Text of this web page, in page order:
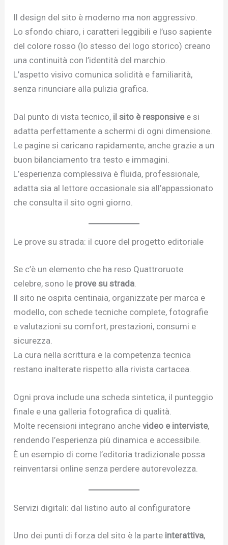
Il design del sito è moderno ma non aggressivo.
Lo sfondo chiaro, i caratteri leggibili e l’uso sapiente
del colore rosso (lo stesso del logo storico) creano
una continuità con l’identità del marchio.
L’aspetto visivo comunica solidità e familiarità,
senza rinunciare alla pulizia grafica.
Dal punto di vista tecnico, il sito è responsivee si
adatta perfettamente a schermi di ogni dimensione.
Le pagine si caricano rapidamente, anche grazie a un
buon bilanciamento tra testo e immagini.
L’esperienza complessiva è fluida, professionale,
adatta sia al lettore occasionale sia all’appassionato
che consulta il sito ogni giorno.
Le prove su strada: il cuore del progetto editoriale
Se c’è un elemento che ha reso Quattroruote
celebre, sono le prove su strada
Il sito ne ospita centinaia, organizzate per marca e
modello, con schede tecniche complete, fotografie
e valutazioni su comfort, prestazioni, consumi e
sicurezza.
La cura nella scrittura e la competenza tecnica
restano inalterate rispetto alla rivista cartacea.
Ogni prova include una scheda sintetica, il punteggio
finale e una galleria fotografica di qualità.
Molte recensioni integrano anchevideo e interviste,
rendendo l’esperienza più dinamica e accessibile.
È un esempio di come l’editoria tradizionale possa
reinventarsi online senza perdere autorevolezza.
Servizi digitali: dal listino auto al configuratore
Uno dei punti di forza del sito è la parte interattiva,